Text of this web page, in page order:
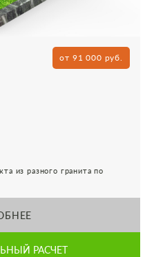
от 91 000 руб.
из разного гранита по
РАСЧЕТ